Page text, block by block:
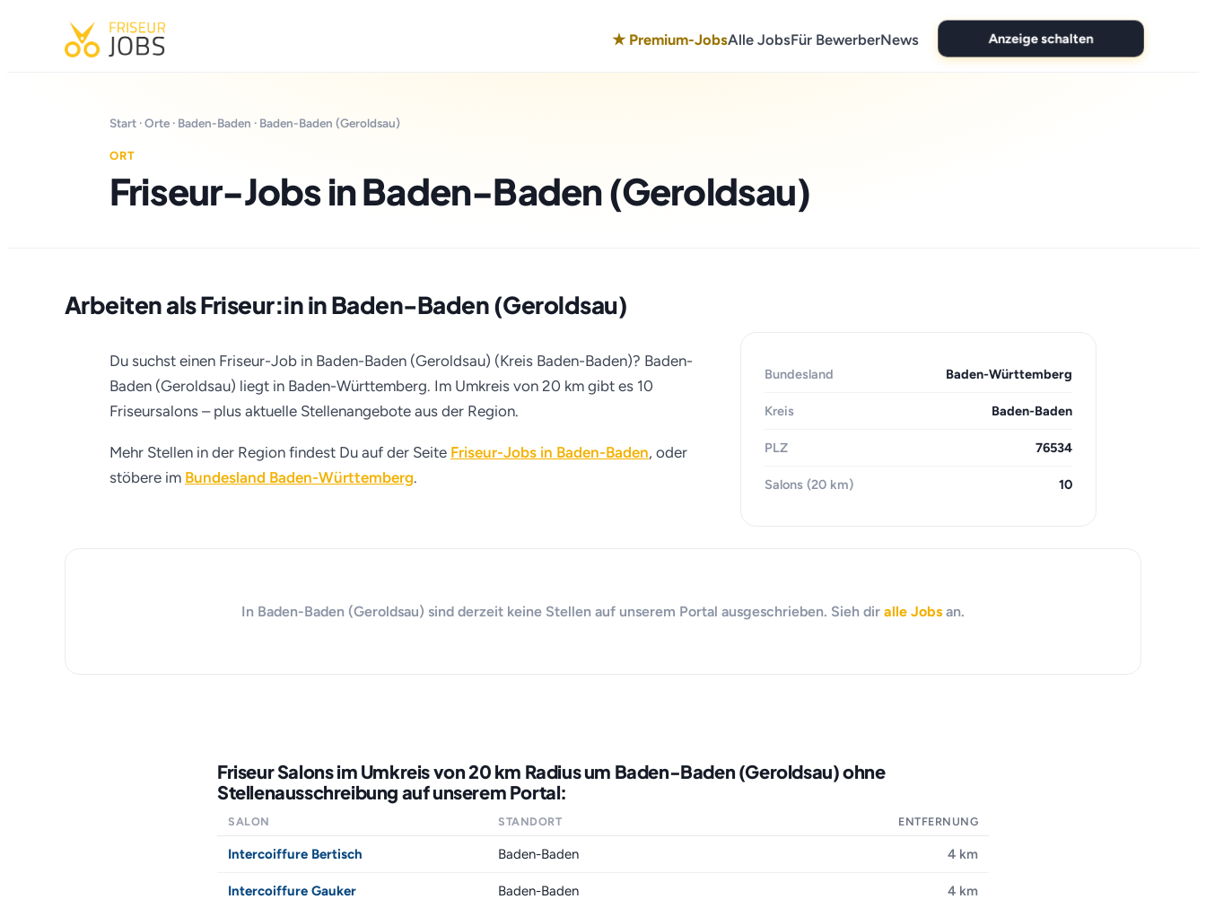
★ Premium-JobsAlle JobsFür BewerberNews Anzeige schalten
Start ·Orte · Baden-Baden · Baden-Baden (Geroldsau)
ORT
Friseur-Jobs in Baden-Baden (Geroldsau)
Arbeiten als Friseur:in in Baden-Baden (Geroldsau)
Du suchst einen Friseur-Job in Baden-Baden (Geroldsau) (Kreis Baden-Baden)? Baden-
Baden (Geroldsau) liegt in Baden-Württemberg. Im Umkreis von 20 km gibt es 10
Friseursalons – plus aktuelle Stellenangebote aus der Region.
Mehr Stellen in der Region findest Du auf der Seite Friseur-Jobs in Baden-Baden, oder
stöbere im Bundesland Baden-Württemberg.
Bundesland Baden-Württemberg
Kreis Baden-Baden
PLZ 76534
Salons (20 km) 10
In Baden-Baden (Geroldsau) sind derzeit keine Stellen auf unserem Portal ausgeschrieben. Sieh dir alle Jobs an.
Friseur Salons im Umkreis von 20 km Radius um Baden-Baden (Geroldsau) ohne
Stellenausschreibung auf unserem Portal:
SALON STANDORT ENTFERNUNG
Intercoiffure Bertisch Baden-Baden 4 km
Intercoiffure Gauker Baden-Baden 4 km